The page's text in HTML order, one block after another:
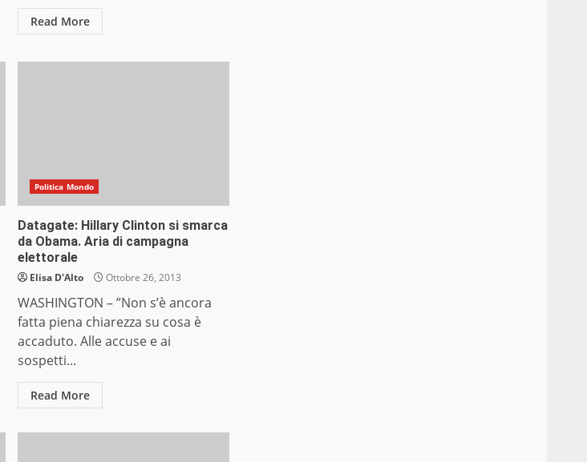
Read More
Politica Mondo
Datagate: Hillary Clinton si smarca
da Obama. Aria di campagna
elettorale
Elisa D'Alto Ottobre 26, 2013
WASHINGTON – ”Non s’è ancora
fatta piena chiarezza su cosa è
accaduto. Alle accuse e ai
sospetti...
Read More